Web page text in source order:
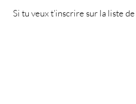
Si tu veux t’inscrire sur la liste